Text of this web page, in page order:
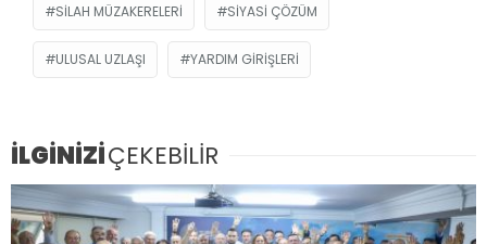
SILAH MÜZAKERELERI SIYASI ÇÖZÜM
ULUSAL UZLAŞI YARDIM GIRIŞLERI
İLGİNİZİÇEKEBİLİR